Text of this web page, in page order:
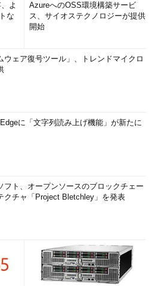
よ
な
AzureへのOSS環境構築サービ
ス、サイオステクノロジーが提供
開始
ウェア復号ツール」、トレンドマイクロ
に「文字列読み上げ機能」が新たに
フト、オープンソースのブロックチェー
クチャ「Project Bletchley」を発表